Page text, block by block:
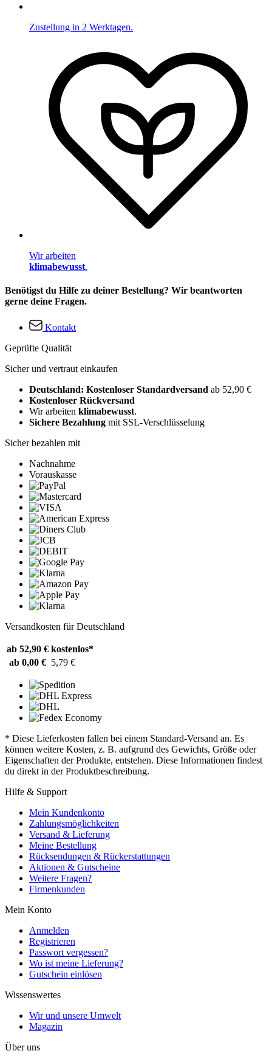
Zustellung in 2 Werktagen.
Wir arbeiten
klimabewusst.
Benötigst du Hilfe zu deiner Bestellung? Wir beantworten
gerne deine Fragen.
Kontakt
Geprüfte Qualität
Sicher und vertraut einkaufen
Deutschland: Kostenloser Standardversand ab 52,90 €
Kostenloser Rückversand
Wir arbeiten klimabewusst.
Sichere Bezahlung mit SSL-Verschlüsselung
Sicher bezahlen mit
Nachnahme
Vorauskasse
Versandkosten für Deutschland
ab 52,90 € kostenlos*
ab 0,00 € 5,79 €
* Diese Lieferkosten fallen bei einem Standard-Versand an. Es
können weitere Kosten, z. B. aufgrund des Gewichts, Größe oder
Eigenschaften der Produkte, entstehen. Diese Informationen findest
du direkt in der Produktbeschreibung.
Hilfe & Support
Mein Kundenkonto
Zahlungsmöglichkeiten
Versand & Lieferung
Meine Bestellung
Rücksendungen & Rückerstattungen
Aktionen & Gutscheine
Weitere Fragen?
Firmenkunden
Mein Konto
Anmelden
Registrieren
Passwort vergessen?
Wo ist meine Lieferung?
Gutschein einlösen
Wissenswertes
Wir und unsere Umwelt
Magazin
Über uns